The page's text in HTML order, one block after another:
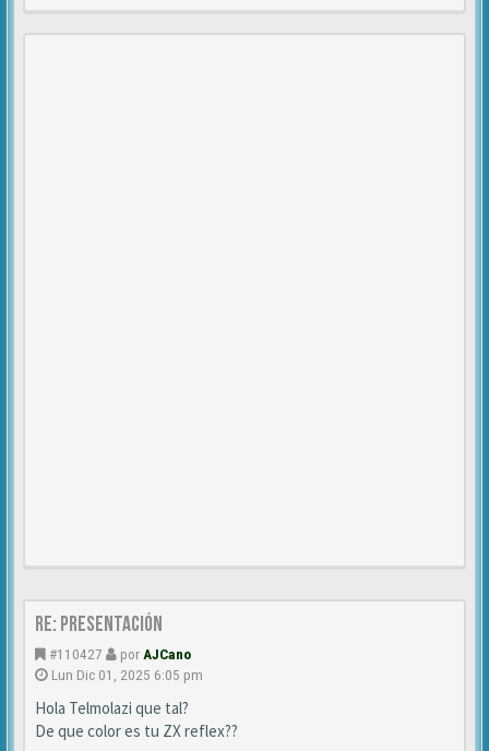
Re: Presentación
#110427 por AJCano
Lun Dic 01, 2025 6:05 pm
Hola Telmolazi que tal?
De que color es tu ZX reflex??